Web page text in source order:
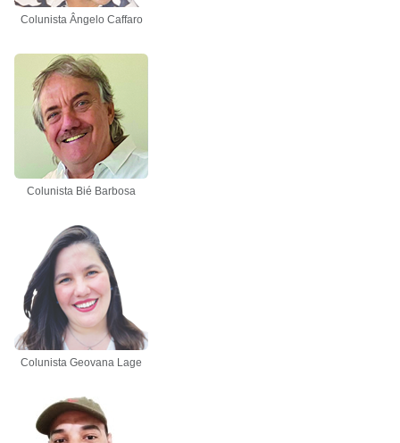
Colunista Ângelo Caffaro
Colunista Bié Barbosa
Colunista Geovana Lage